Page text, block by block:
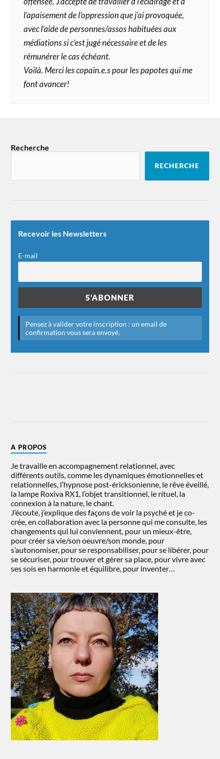
l’apaisement de l’oppression que j’ai provoquée,
avec l’aide de personnes/assos habituées aux
médiations si c’est jugé nécessaire et de les
rémunérer le cas échéant.
Voilà. Merci les copain.e.s pour les papotes qui me
font avancer!
Recherche
RECHERCHE
Recevoir les Newsletters
E-mail
A PROPOS
Je travaille en accompagnement relationnel, avec
différents outils, comme les dynamiques émotionnelles et
relationnelles, l’hypnose post-éricksonienne, le rêve éveillé,
la lampe Roxiva RX1, l’objet transitionnel, le rituel, la
connexion à la nature, le chant.
J’écoute, j’explique des façons de voir la psyché et je co-
crée, en collaboration avec la personne qui me consulte, les
changements qui lui conviennent, pour un mieux-être,
pour créer sa vie/son oeuvre/son monde, pour
s’autonomiser, pour se responsabiliser, pour se libérer, pour
se sécuriser, pour trouver et gérer sa place, pour vivre avec
ses sois en harmonie et équilibre, pour inventer…